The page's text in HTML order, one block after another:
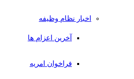
اخبار نظام وظیفه
آخرین اعزام ها
فراخوان امریه